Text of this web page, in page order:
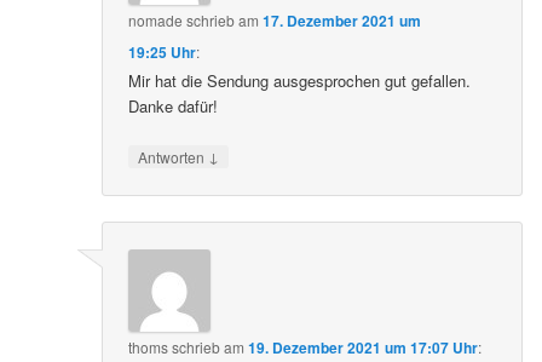
nomade schriebam17. Dezember 2021 um
19:25 Uhr:
Mir hat die Sendung ausgesprochen gut gefallen.
Danke dafür!
Antworten ↓
thomsschriebam19. Dezember 2021 um 17:07 Uhr: